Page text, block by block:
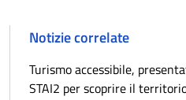
Notizie correlate
Turismo accessibile,
STAI2 per scoprire il